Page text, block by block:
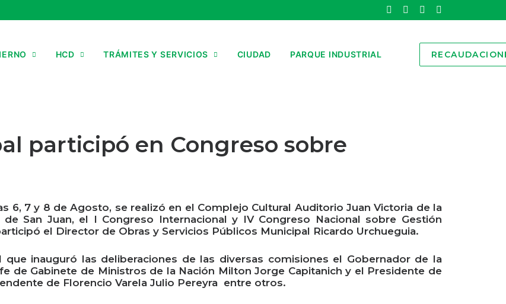
HCD TRÁMITES Y SERVICIOS CIUDAD PARQUE INDUSTRIAL
participó en Congreso sobre
6, 7 y 8 de Agosto, se realizó en el Complejo Cultural Auditorio Juan Victoria de la
de San Juan, el I Congreso Internacional y IV Congreso Nacional sobre Gestión
el Director de Obras y Servicios Públicos Municipal Ricardo Urchueguia.
inauguró las deliberaciones de las diversas comisiones el Gobernador de la
de Gabinete de Ministros de la Nación Milton Jorge Capitanich y el Presidente de
de Florencio Varela Julio Pereyra entre otros.